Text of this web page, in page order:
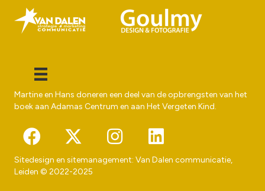
Martine en Hans doneren een deel van de opbrengsten van het
boek aan Adamas Centrum en aan Het Vergeten Kind.
Sitedesign en sitemanagement: Van Dalen communicatie,
Leiden © 2022-2025